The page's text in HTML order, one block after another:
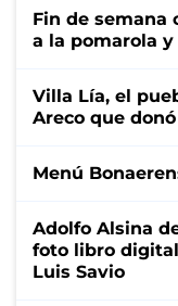
Fin de semana
a la pomarola
Villa Lía, el
Areco que
Menú
Adolfo Alsina
foto libro
Luis Savio